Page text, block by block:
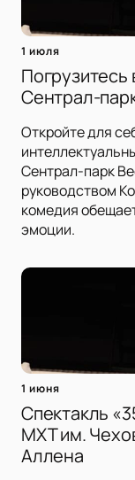
1 июля
Сентрал-
Откройте для
Сентрал-парк
руководством
комедия
эмоции.
1 июня
Спектакль
МХТ им.
Аллена